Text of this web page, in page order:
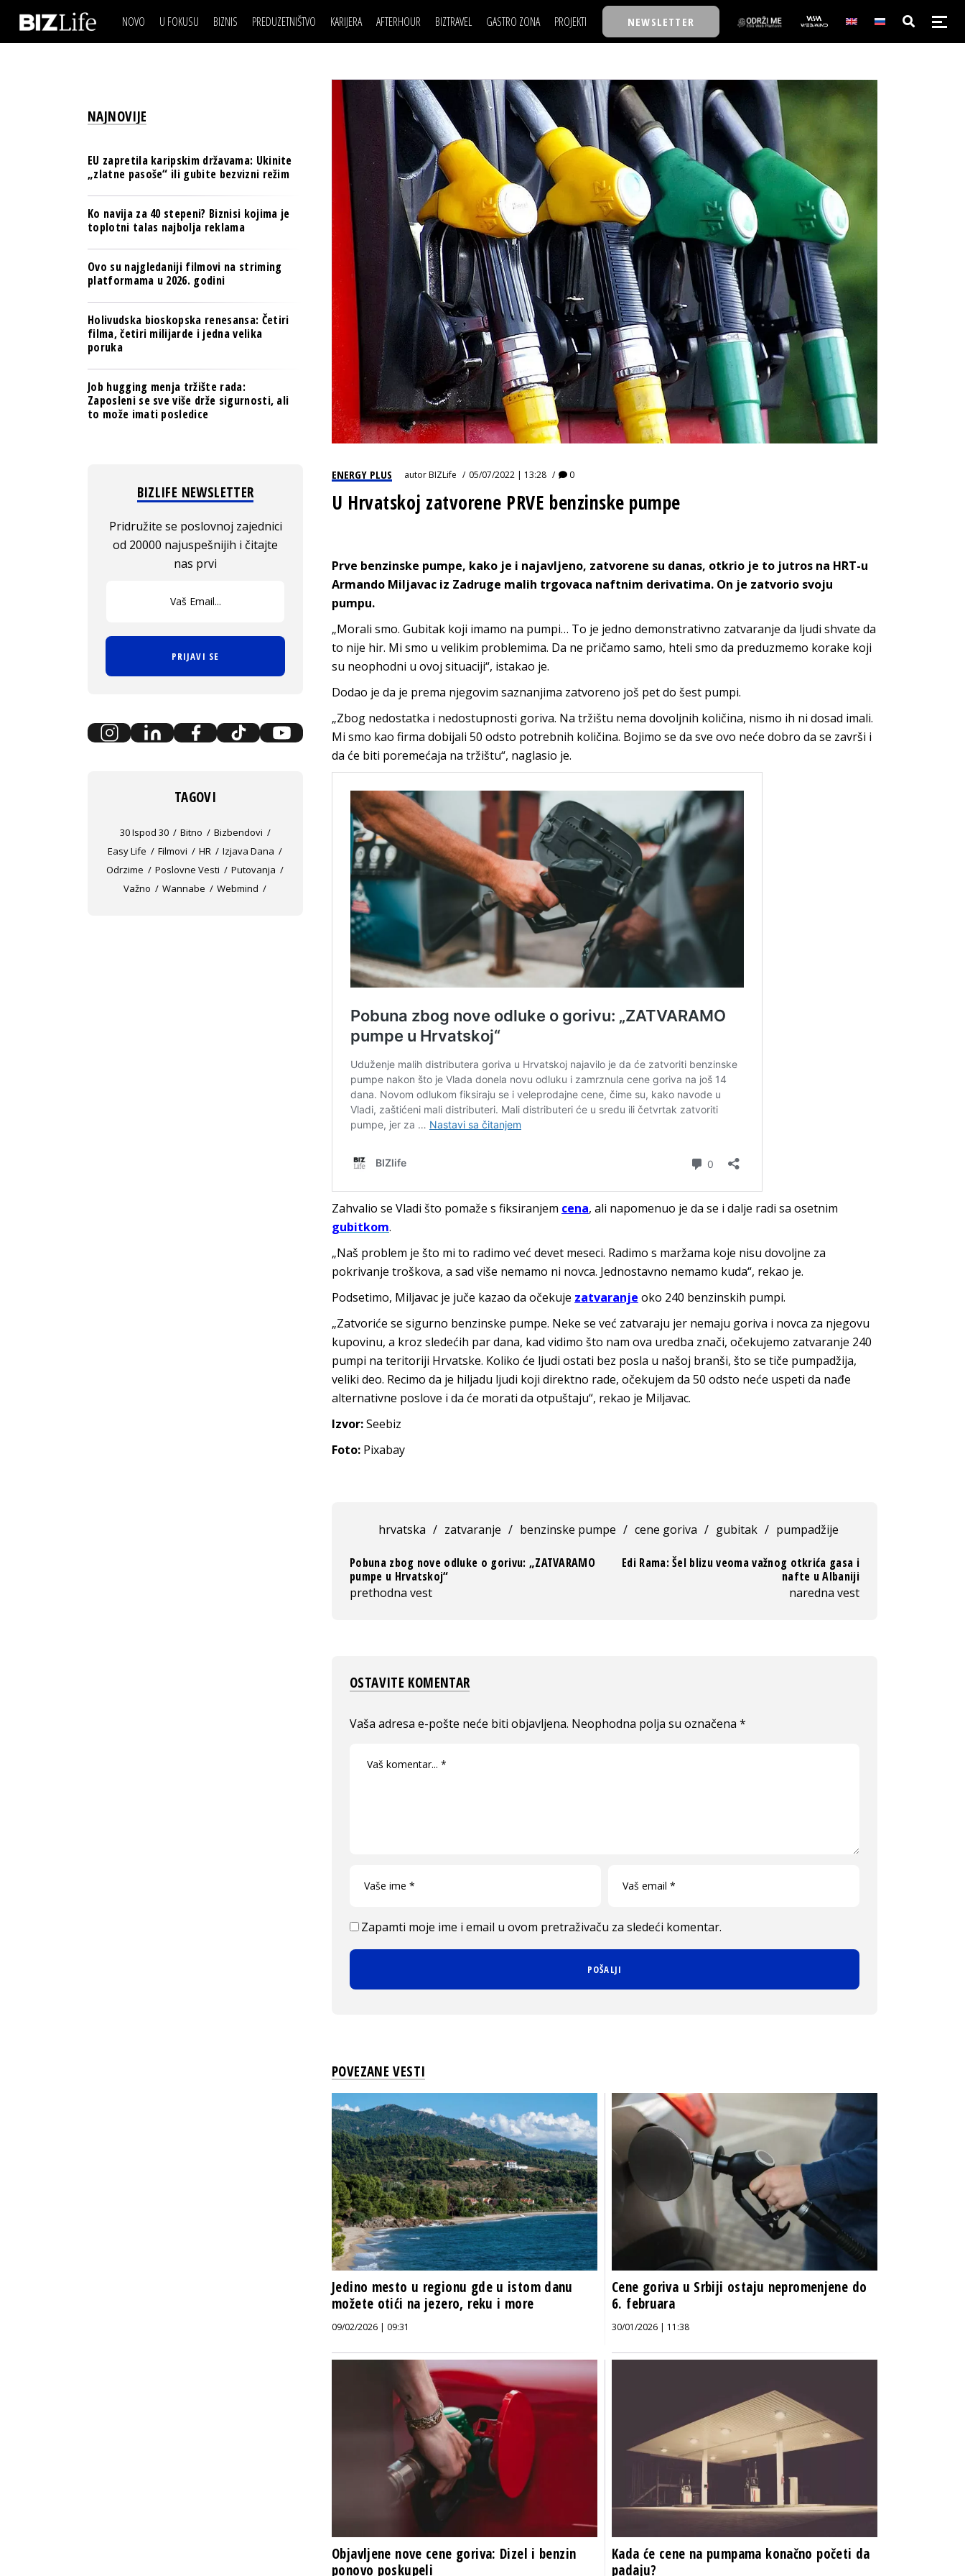
NOVO U FOKUSU BIZNIS
BANKE
OSIGURANJE
TECH I AI
BIZNIS & SPORT
PULS REGIONA
NOVO NA RAFU
PREDUZETNIŠTVO KARIJERA
LJUDI (HR)
MOJ UGAO
USAVRŠAVANJE
KNOW-HOW
AFTERHOUR
KNJIGE
AUTO SVET
STIL
WELLBEING
BIZTRAVEL GASTRO ZONA PROJEKTI
TASTY TALKS
30 ISPOD 30
BACK TO OFFICE/SCHOOL
BIZBENDOVI
BIZKOLEGIJUM
BMW BIZNIS LIGA
BIZLIFE WEEK
IZJAVA GODINE
NEWSLETTER
IZJAVA DANABIZNIS SCENA
BREND I KOMUNIKACIJE
OSIGURANJE
TECH I AI
PULS REGIONA
POSAO
MOJ UGAO
USAVRŠAVANJE
KNOW-HOW
FILM I SCENA
AUTO SVET
STIL
WELLBEING
NAJKOLEGA
30 ISPOD 30
BACK TO OFFICE/SCHOOL
BIZBENDOVI
BIZKOLEGIJUM
BMW BIZNIS LIGA
BIZLIFE WEEK
IZJAVA GODINE
ENERGY PLUS autorBIZLife 05/07/2022 | 13:28 0
U Hrvatskoj zatvorene PRVE benzinske pumpe
Prve benzinske pumpe, kako je i najavljeno, zatvorene su danas, otkrio je to jutros na HRT-u
Armando Miljavac iz Zadruge malih trgovaca naftnim derivatima. On je zatvorio svoju
pumpu.
„Morali smo. Gubitak koji imamo na pumpi… To je jedno demonstrativno zatvaranje da ljudi shvate da
to nije hir. Mi smo u velikim problemima. Da ne pričamo samo, hteli smo da preduzmemo korake koji
su neophodni u ovoj situaciji“, istakao je.
Dodao je da je prema njegovim saznanjima zatvoreno još pet do šest pumpi.
„Zbog nedostatka i nedostupnosti goriva. Na tržištu nema dovoljnih količina, nismo ih ni dosad imali.
Mi smo kao firma dobijali 50 odsto potrebnih količina. Bojimo se da sve ovo neće dobro da se završi i
da će biti poremećaja na tržištu“, naglasio je.
Zahvalio se Vladi što pomaže s fiksiranjem cena, ali napomenuo je da se i dalje radi sa osetnim
gubitkom.
„Naš problem je što mi to radimo već devet meseci. Radimo s maržama koje nisu dovoljne za
pokrivanje troškova, a sad više nemamo ni novca. Jednostavno nemamo kuda“, rekao je.
Podsetimo, Miljavac je juče kazao da očekuje zatvaranje oko 240 benzinskih pumpi.
„Zatvoriće se sigurno benzinske pumpe. Neke se već zatvaraju jer nemaju goriva i novca za njegovu
kupovinu, a kroz sledećih par dana, kad vidimo što nam ova uredba znači, očekujemo zatvaranje 240
pumpi na teritoriji Hrvatske. Koliko će ljudi ostati bez posla u našoj branši, što se tiče pumpadžija,
veliki deo. Recimo da je hiljadu ljudi koji direktno rade, očekujem da 50 odsto neće uspeti da nađe
alternativne poslove i da će morati da otpuštaju“, rekao je Miljavac.
Izvor:Seebiz
Foto: Pixabay
hrvatska / zatvaranje / benzinske pumpe / cene goriva / gubitak / pumpadžije
Pobuna zbog nove odluke o gorivu: „ZATVARAMO
pumpe u Hrvatskoj“
prethodna vest
Edi Rama: Šel blizu veoma važnog otkrića gasa i
nafte u Albaniji
naredna vest
OSTAVITE KOMENTAR
Vaša adresa e-pošte neće biti objavljena. Neophodna polja su označena *
Zapamti moje ime i email u ovom pretraživaču za sledeći komentar.
POVEZANE VESTI
Jedino mesto u regionu gde u istom danu
možete otići na jezero, reku i more
09/02/2026 | 09:31
Cene goriva u Srbiji ostaju nepromenjene do
6. februara
30/01/2026 | 11:38
Objavljene nove cene goriva: Dizel i benzin
ponovo poskupeli
Kada će cene na pumpama konačno početi da
padaju?
NAJNOVIJE
EU zapretila karipskim državama: Ukinite
„zlatne pasoše“ ili gubite bezvizni režim
Ko navija za 40 stepeni? Biznisi kojima je
toplotni talas najbolja reklama
Ovo su najgledaniji filmovi na striming
platformama u 2026. godini
Holivudska bioskopska renesansa: Četiri
filma, četiri milijarde i jedna velika
poruka
Job hugging menja tržište rada:
Zaposleni se sve više drže sigurnosti, ali
to može imati posledice
BIZLIFE NEWSLETTER
Pridružite se poslovnoj zajednici
od 20000 najuspešnijih i čitajte
nas prvi
PRIJAVI SE
TAGOVI
30 Ispod 30 Bitno
Bizbendovi
Easy Life
Filmovi HR
Izjava Dana
Odrzime
Poslovne Vesti
Putovanja
Važno
Wannabe Webmind